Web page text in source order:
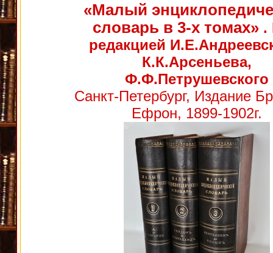
«Малый
словарь в 3-х томах» .
редакцией
К.К.Арсеньева,
Ф.Ф.Петрушевского
Санкт-Петербург, Издание
Ефрон, 1899-1902г.